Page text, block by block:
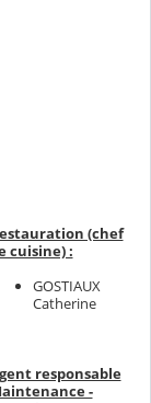
(chef
cuisine) :
GOSTIAUX
Catherine
responsable
-